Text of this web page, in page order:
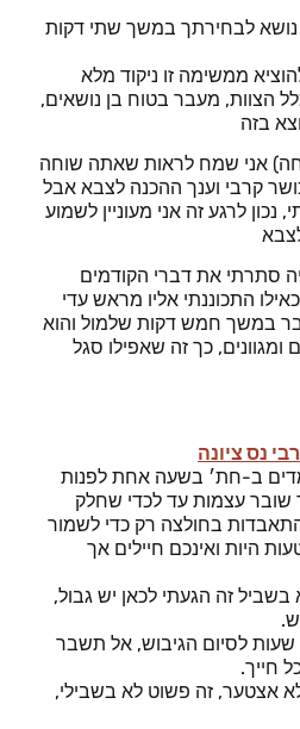
נושא לבחירתך במשך שתי דקות
ממשימה זו ניקוד מלא
הצוות, מעבר בטוח בן נושאים,
בזה
אני שמח לראות שאתה שוחה
קרבי וענך ההכנה לצבא אבל
לרגע זה אני מעוניין לשמוע
סתרתי את דברי הקודמים
התכוננתי אליו מראש עדי
במשך חמש דקות שלמול והוא
ומגוונים, כך זה שאפילו סגל
נס ציונה
ב-חת׳ בשעה אחת לפנות
שובר עצמות עד לכדי שחלק
בחולצה רק כדי לשמור
היות ואינכם חיילים אך
זה הגעתי לכאן יש גבול,
לסיום הגיבוש, אל תשבר
חייך.
אצטער, זה פשוט לא בשבילי,